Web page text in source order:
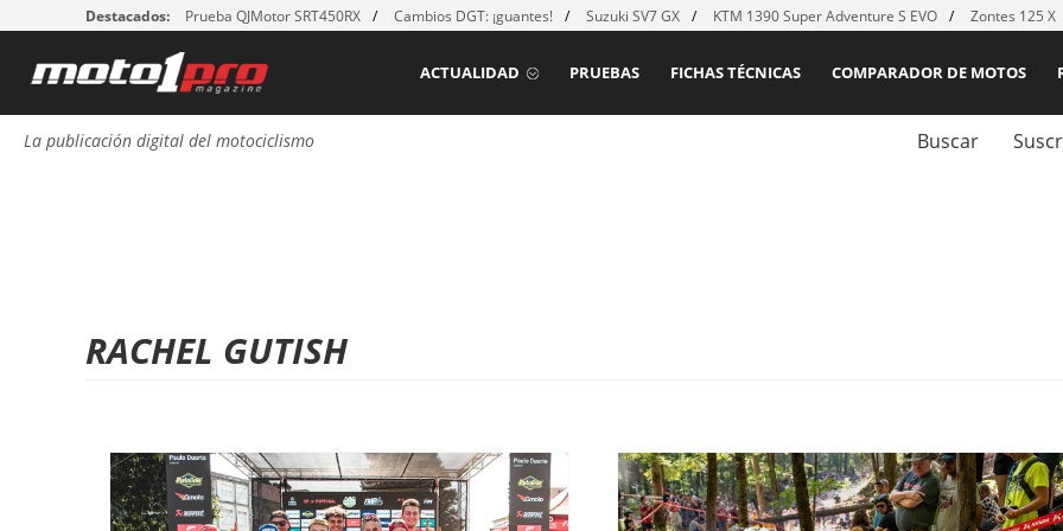
Destacados: Prueba QJMotor SRT450RX Cambios DGT: ¡guantes! Suzuki SV7 GX KTM 1390 Super Adventure S EVO Zontes 125 X
COMPARADOR DE MOTOS
FICHAS TÉCNICAS
PRUEBAS
ACTUALIDAD
La publicación digital del motociclismo Buscar
RACHEL GUTISH